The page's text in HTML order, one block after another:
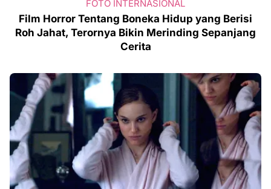
FOTO INTERNASIONAL
Film Horror Tentang Boneka Hidup yang Berisi
Roh Jahat, Terornya Bikin Merinding Sepanjang
Cerita